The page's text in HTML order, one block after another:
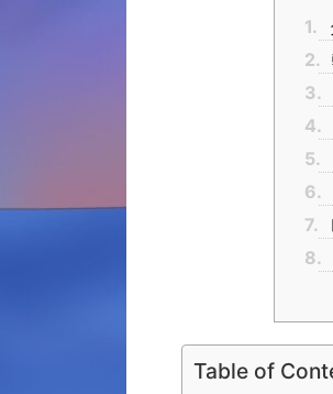
1.
2.
3.
4.
5.
6.
7.
8.
Table of